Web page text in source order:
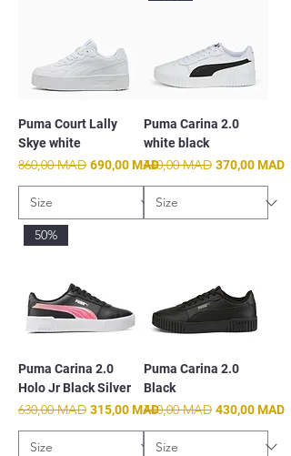
Puma Court Lally
Skye white
Prix original
860,00 MAD Prix promotionnel
690,00 MAD
Puma Carina 2.0
white black
Prix original
740,00 MAD Prix
370,00 MAD
50%
Puma Carina 2.0
Holo Jr Black Silver
Prix original
630,00 MAD Prix promotionnel
315,00 MAD
Puma Carina 2.0
Black
Prix original
740,00 MAD Prix
430,00 MAD